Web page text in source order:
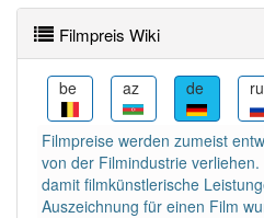
PowerIndex:5
Häufigkeit: 4 von 10
Wörter mit Endung-filmpreis
Filmpreis Wiki
be az de ru
Filmpreise werden zumeist
von der Filmindustrie
damit filmkünstlerische
Auszeichnung für einen Film